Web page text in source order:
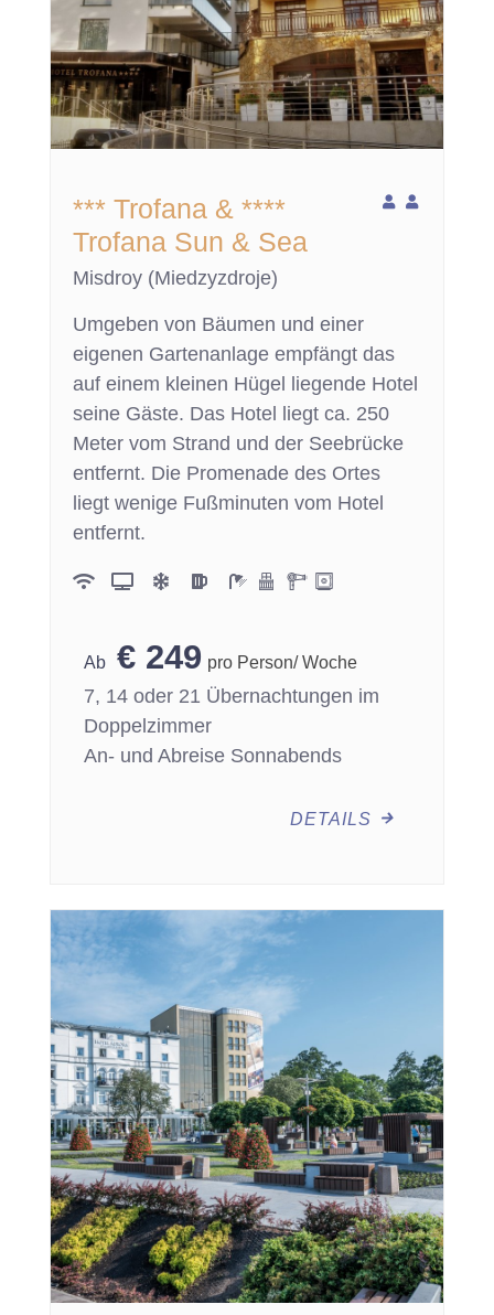
*** Trofana & ****
Trofana Sun & Sea
Misdroy (Miedzyzdroje)
Umgeben von Bäumen und einer
eigenen Gartenanlage empfängt das
auf einem kleinen Hügel liegende Hotel
seine Gäste. Das Hotel liegt ca. 250
Meter vom Strand und der Seebrücke
entfernt. Die Promenade des Ortes
liegt wenige Fußminuten vom Hotel
entfernt.
€ 249 pro Person/ Woche
7, 14 oder 21 Übernachtungen im
Doppelzimmer
An- und Abreise Sonnabends
DETAILS